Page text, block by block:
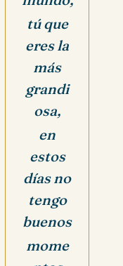
tú que
eres la
más
grandi
osa,
en
estos
días no
tengo
buenos
mome